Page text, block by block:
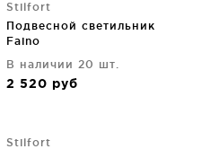
Stilfort
Подвесной светильник
Faino
В наличии 20 шт.
2 520 руб
Stilfort